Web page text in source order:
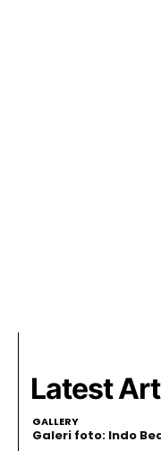
Latest
GALLERY
Galeri foto: Indo